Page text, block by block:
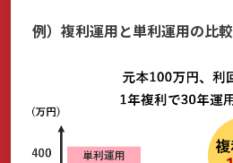
例）複利運用と単利運用の比較